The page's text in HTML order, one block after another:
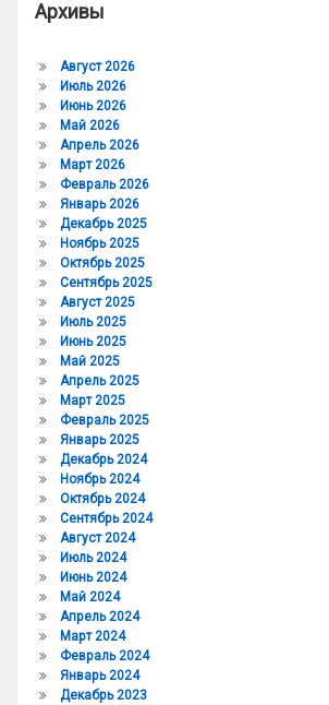
Архивы
Август 2026
Июль 2026
Июнь 2026
Май 2026
Апрель 2026
Март 2026
Февраль 2026
Январь 2026
Декабрь 2025
Ноябрь 2025
Октябрь 2025
Сентябрь 2025
Август 2025
Июль 2025
Июнь 2025
Май 2025
Апрель 2025
Март 2025
Февраль 2025
Январь 2025
Декабрь 2024
Ноябрь 2024
Октябрь 2024
Сентябрь 2024
Август 2024
Июль 2024
Июнь 2024
Май 2024
Апрель 2024
Март 2024
Февраль 2024
Январь 2024
Декабрь 2023